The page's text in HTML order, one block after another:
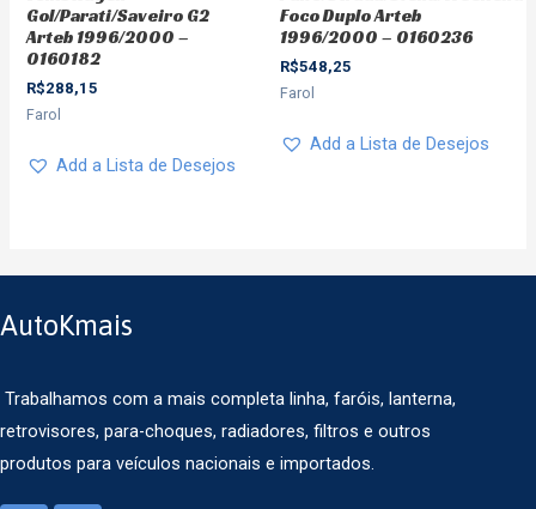
Gol/Parati/Saveiro G2
Arteb 1996/2000 –
0160182
R$288,15
Farol
Add a Lista de Desejos
Foco Duplo Arteb
1996/2000 – 0160236
R$548,25
Farol
Add a Lista de Desejos
AutoKmais
Trabalhamos com a mais completa linha, faróis, lanterna,
retrovisores, para-choques, radiadores, filtros e outros
produtos para veículos nacionais e importados.